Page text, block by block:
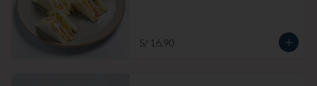
S/ 16.90